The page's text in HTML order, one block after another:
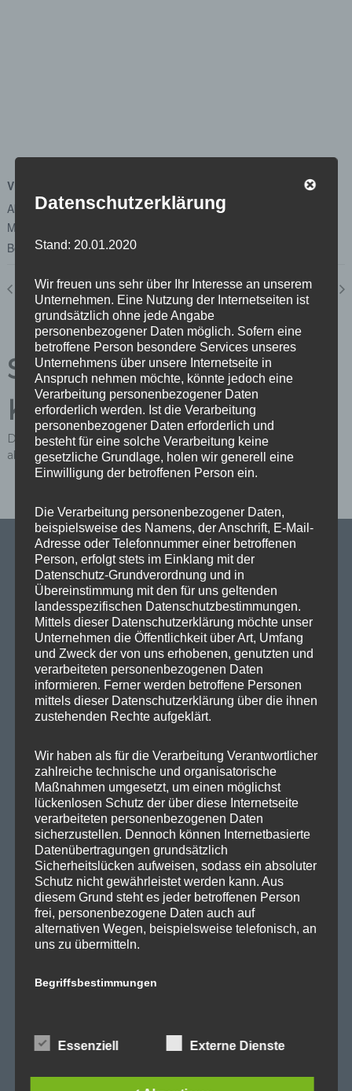
VERANSTALTUNGSORT
Abgeordnetenhaus von Berlin
Margot-Friedländer-Platz
Berlin , Berlin 10117 Google Karte anzeigen
Plenum Unterausschuss Beteiligungsmanagement und -controlling
Schreibe einen
Kommentar
Du musstangemeldetsein, um einen Kommentar
abzugeben.
SPD Links
SPD in Europaparlament
SPD Deutschland
SPD Bundestragsfraktion
SPD Berlin
SPD Reinickendorf
SPD Fraktion in der BVV
SPD Berliner Mitte
Wichtige Links
SPD in Startseite
Datenschutzerklärung
Stand: 20.01.2020
Wir freuen uns sehr über Ihr Interesse an unserem
Unternehmen. Eine Nutzung der Internetseiten ist
grundsätzlich ohne jede Angabe
personenbezogener Daten möglich. Sofern eine
betroffene Person besondere Services unseres
Unternehmens über unsere Internetseite in
Anspruch nehmen möchte, könnte jedoch eine
Verarbeitung personenbezogener Daten
erforderlich werden. Ist die Verarbeitung
personenbezogener Daten erforderlich und
besteht für eine solche Verarbeitung keine
gesetzliche Grundlage, holen wir generell eine
Einwilligung der betroffenen Person ein.
Die Verarbeitung personenbezogener Daten,
beispielsweise des Namens, der Anschrift, E-Mail-
Adresse oder Telefonnummer einer betroffenen
Person, erfolgt stets im Einklang mit der
Datenschutz-Grundverordnung und in
Übereinstimmung mit den für uns geltenden
landesspezifischen Datenschutzbestimmungen.
Mittels dieser Datenschutzerklärung möchte unser
Unternehmen die Öffentlichkeit über Art, Umfang
und Zweck der von uns erhobenen, genutzten und
verarbeiteten personenbezogenen Daten
informieren. Ferner werden betroffene Personen
mittels dieser Datenschutzerklärung über die ihnen
zustehenden Rechte aufgeklärt.
Wir haben als für die Verarbeitung Verantwortlicher
zahlreiche technische und organisatorische
Maßnahmen umgesetzt, um einen möglichst
lückenlosen Schutz der über diese Internetseite
verarbeiteten personenbezogenen Daten
sicherzustellen. Dennoch können Internetbasierte
Datenübertragungen grundsätzlich
Sicherheitslücken aufweisen, sodass ein absoluter
Schutz nicht gewährleistet werden kann. Aus
diesem Grund steht es jeder betroffenen Person
frei, personenbezogene Daten auch auf
alternativen Wegen, beispielsweise telefonisch, an
uns zu übermitteln.
Begriffsbestimmungen
Begrifflichkeiten, die durch den Europäischen
Richtlinien- und Verordnungsgeber beim Erlass
verwendet wurden. Unsere Datenschutzerklärung
Essenziell Externe Dienste